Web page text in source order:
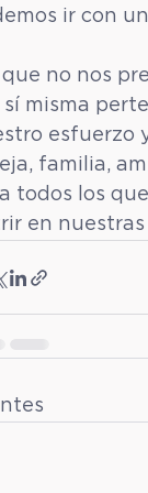
ir con
que no nos
sí misma
esfuerzo
familia,
todos los
en